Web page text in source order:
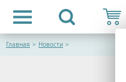
Главная > Новости >